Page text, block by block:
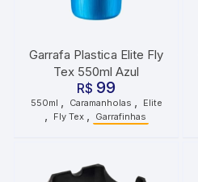
Garrafa Plastica Elite Fly
Tex 550ml Azul
R$ 99
550ml Caramanholas Elite
Fly Tex Garrafinhas